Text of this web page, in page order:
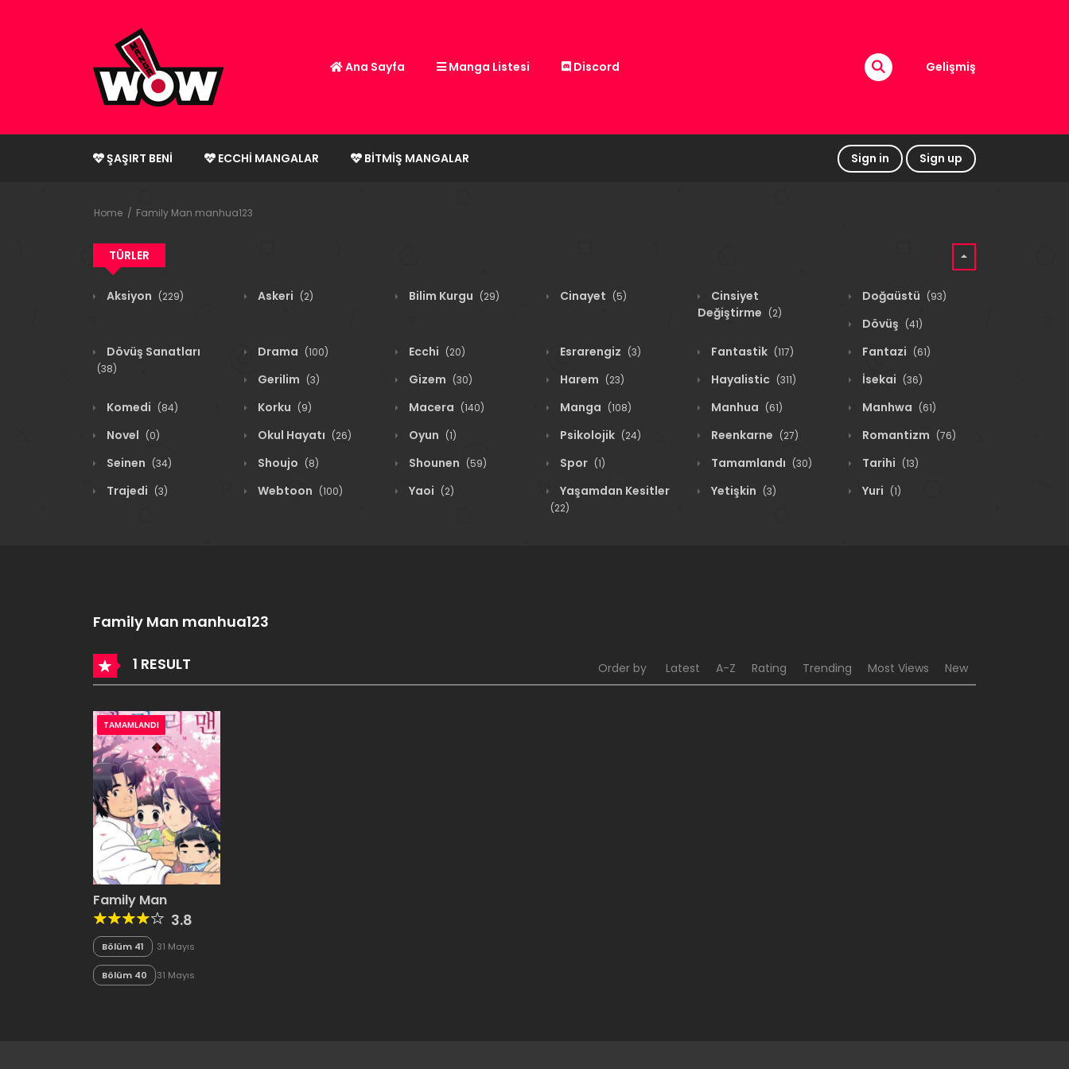
Ana Sayfa Manga Listesi Discord Gelişmiş
ŞAŞIRT BENI ECCHI MANGALAR BITMIŞ MANGALAR Sign in Sign up
Home Family Man manhua123
TÜRLER
Aksiyon (229) Askeri (2) Bilim Kurgu (29) Cinayet (5)
Cinsiyet
Değiştirme (2)
Doğaüstü (93)
Dövüş (41)
Dövüş Sanatları
(38)
Drama (100) Ecchi (20) Esrarengiz (3) Fantastik (117) Fantazi (61)
Gerilim (3) Gizem (30) Harem (23) Hayalistic (311) İsekai (36)
Komedi (84) Korku (9) Macera (140) Manga (108) Manhua (61) Manhwa (61)
Novel (0) Okul Hayatı (26) Oyun (1) Psikolojik (24) Reenkarne (27) Romantizm (76)
Seinen (34) Shoujo (8) Shounen (59) Spor (1) Tamamlandı (30) Tarihi (13)
Trajedi (3) Webtoon (100) Yaoi (2) Yaşamdan Kesitler
(22)
Yetişkin (3) Yuri (1)
Family Man manhua123
1 RESULT Order by Latest A-Z Rating Trending Most Views New
TAMAMLANDI
Family Man
3.8
Bölüm 41
31 Mayıs
Bölüm 40
31 Mayıs